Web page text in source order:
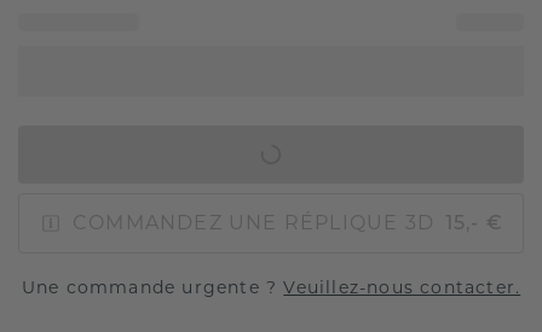
COMMANDEZ UNE RÉPLIQUE 3D 15,- €
Une commande urgente ?Veuillez-nous contacter.